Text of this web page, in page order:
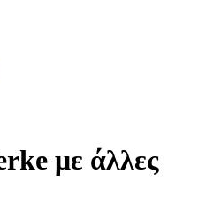
με άλλες